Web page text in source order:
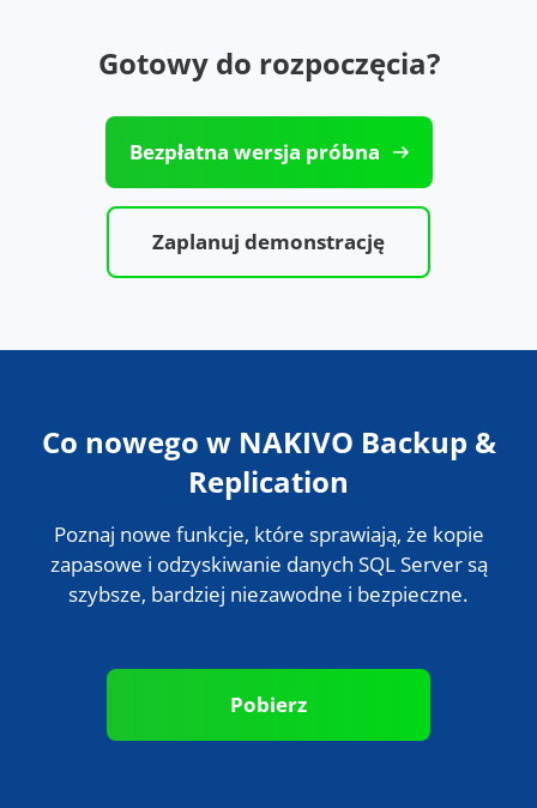
Gotowy do rozpoczęcia?
Bezpłatna wersja próbna
Co nowego w NAKIVO Backup &
Replication
Poznaj nowe funkcje, które sprawiają, że kopie